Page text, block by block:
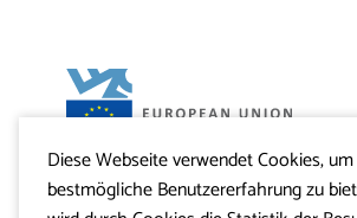
Projekt Visitkras. Die Investition wird von der Republik
Slowenien und von der Europäischen Union aus dem
Europäischen Fonds für regionale Entwicklung
Diese Webseite verwendet Cookies,
bestmögliche Benutzererfahrung zu